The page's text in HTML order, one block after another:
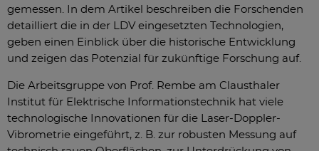
gemessen. In dem Artikel beschreiben die Forschenden
detailliert die in der LDV eingesetzten Technologien,
geben einen Einblick über die historische Entwicklung
und zeigen das Potenzial für zukünftige Forschung auf.
Die Arbeitsgruppe von Prof. Rembe am Clausthaler
Institut für Elektrische Informationstechnik hat viele
technologische Innovationen für die Laser-Doppler-
Vibrometrie eingeführt, z. B. zur robusten Messung auf